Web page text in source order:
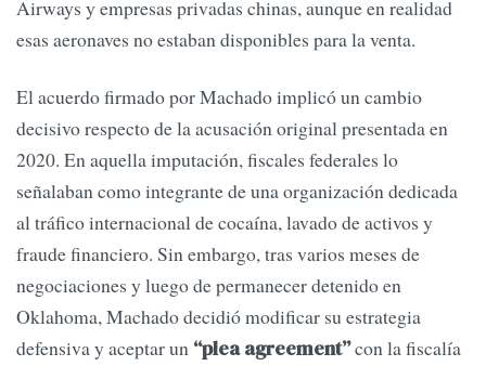
Airways y empresas privadas chinas, aunque en realidad
esas aeronaves no estaban disponibles para la venta.
El acuerdo firmado por Machado implicó un cambio
decisivo respecto de la acusación original presentada en
2020. En aquella imputación, fiscales federales lo
señalaban como integrante de una organización dedicada
al tráfico internacional de cocaína, lavado de activos y
fraude financiero. Sin embargo, tras varios meses de
negociaciones y luego de permanecer detenido en
Oklahoma, Machado decidió modificar su estrategia
defensiva y aceptar un “plea agreement”con la fiscalía